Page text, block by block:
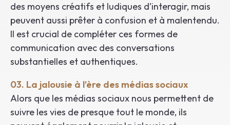
des moyens créatifs et ludiques d’interagir, mais
peuvent aussi prêter à confusion et à malentendu.
Il est crucial de compléter ces formes de
communication avec des conversations
substantielles et authentiques.
03. La jalousie à l’ère des médias sociaux
Alors que les médias sociaux nous permettent de
suivre les vies de presque tout le monde, ils